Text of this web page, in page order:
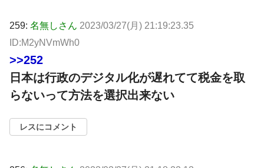
259: 名無しさん 2023/03/27(月) 21:19:23.35
ID:M2yNVmWh0
>>252
日本は行政のデジタル化が遅れてて税金を取
らないって方法を選択出来ない
レスにコメント